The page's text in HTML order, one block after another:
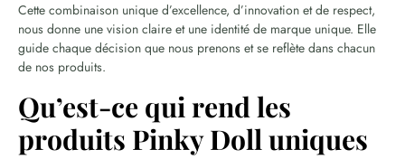
Cette combinaison unique d’excellence, d’innovation et de respect,
nous donne une vision claire et une identité de marque unique. Elle
guide chaque décision que nous prenons et se reflète dans chacun
de nos produits.
Qu’est-ce qui rend les
produits Pinky Doll uniques